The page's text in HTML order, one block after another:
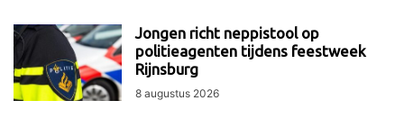
Jongen richt neppistool op
politieagenten tijdens feestweek
Rijnsburg
8 augustus 2026